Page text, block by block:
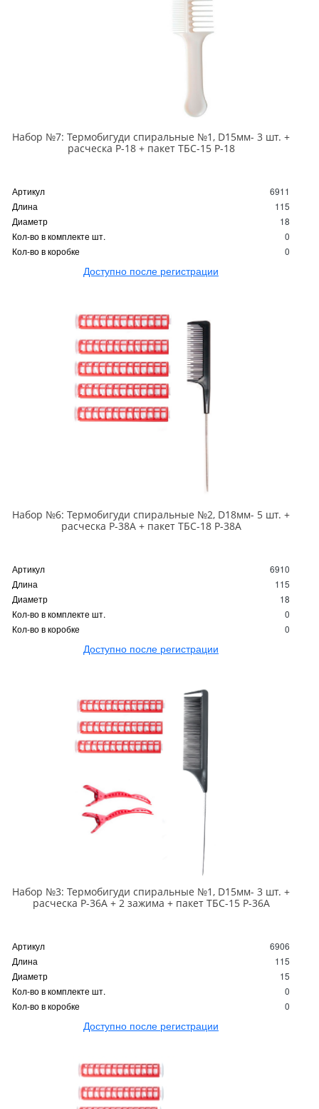
Набор №7: Термобигуди спиральные №1, D15мм- 3 шт. +
расческа Р-18 + пакет ТБС-15 Р-18
Артикул
6911
Длина
115
Диаметр
18
Кол-во в комплекте шт.
0
Кол-во в коробке
0
Доступно после регистрации
Набор №6: Термобигуди спиральные №2, D18мм- 5 шт. +
расческа Р-38А + пакет ТБС-18 Р-38А
Артикул
6910
Длина
115
Диаметр
18
Кол-во в комплекте шт.
0
Кол-во в коробке
0
Доступно после регистрации
Набор №3: Термобигуди спиральные №1, D15мм- 3 шт. +
расческа Р-36А + 2 зажима + пакет ТБС-15 Р-36А
Артикул
6906
Длина
115
Диаметр
15
Кол-во в комплекте шт.
0
Кол-во в коробке
0
Доступно после регистрации